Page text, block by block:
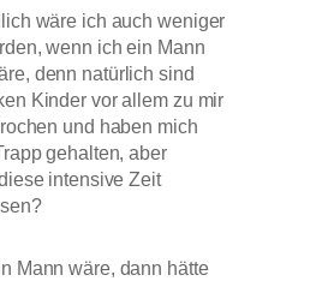
wäre ich auch weniger
wenn ich ein Mann
denn natürlich sind
Kinder vor allem zu mir
und haben mich
gehalten, aber
intensive Zeit
Mann wäre, dann hätte